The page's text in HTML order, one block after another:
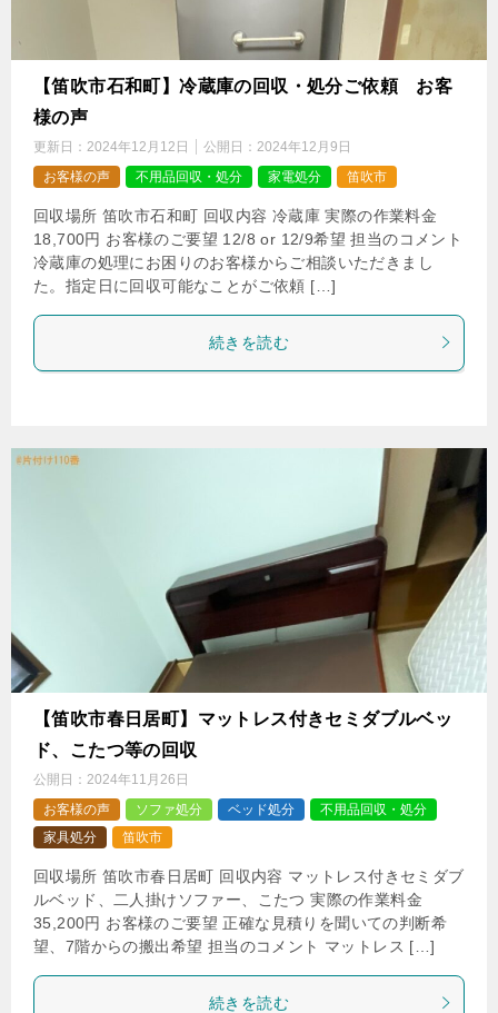
【笛吹市石和町】冷蔵庫の回収・処分ご依頼 お客
様の声
更新日： 2024年12月12日 公開日： 2024年12月9日
お客様の声
不用品回収・処分 家電処分 笛吹市
回収場所 笛吹市石和町 回収内容 冷蔵庫 実際の作業料金
18,700円 お客様のご要望 12/8 or 12/9希望 担当のコメント
冷蔵庫の処理にお困りのお客様からご相談いただきまし
た。指定日に回収可能なことがご依頼 […]
続きを読む
【笛吹市春日居町】マットレス付きセミダブルベッ
ド、こたつ等の回収
公開日： 2024年11月26日
お客様の声
ソファ処分 ベッド処分
不用品回収・処分
家具処分
笛吹市
回収場所 笛吹市春日居町 回収内容 マットレス付きセミダブ
ルベッド、二人掛けソファー、こたつ 実際の作業料金
35,200円 お客様のご要望 正確な見積りを聞いての判断希
望、7階からの搬出希望 担当のコメント マットレス […]
続きを読む